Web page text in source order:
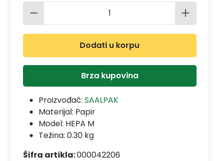
Količina proizvoda: Unesite
Dodati u korpu
Brza kupovina
Proizvođač: SAALPAK
Materijal: Papir
Model: HEPA M
Težina: 0.30 kg
Šifra artikla:000042206